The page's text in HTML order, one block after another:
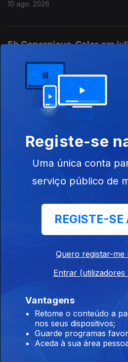
10 ago. 2026
5h Copernicus. Calor em
10 ago. 2026
4h Trump troca ameaça
10 ago. 2026
3h Copernicus.
10 ago. 2026
Andaluzia preocupa
01h Marco Silva sobre o
foi eficaz
10 ago. 2026
Registe-se
Uma única conta
serviço público de
REGISTE-SE
Quero registar-me
Entrar (utilizadores
Vantagens
Retome o conteúdo a
nos seus dispositivos;
Guarde programas
Aceda à sua área